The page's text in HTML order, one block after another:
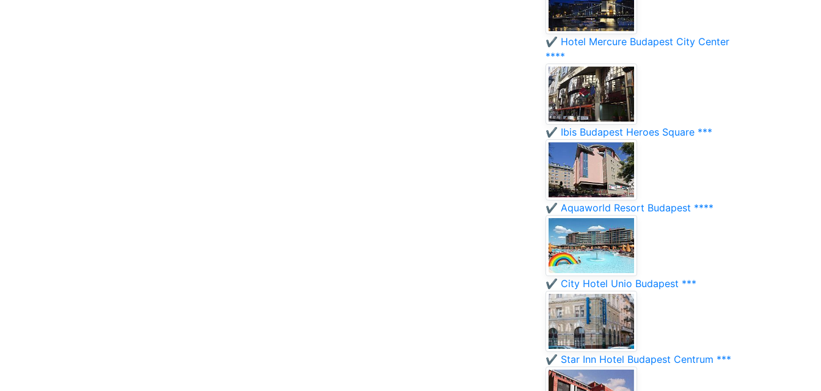
✔️ Hotel Mercure Budapest City Center
****
✔️ Ibis Budapest Heroes Square ***
✔️ Aquaworld Resort Budapest ****
✔️ City Hotel Unio Budapest ***
✔️ Star Inn Hotel Budapest Centrum ***